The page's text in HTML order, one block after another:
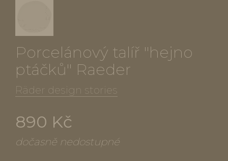
Porcelánový talíř "hejno
ptáčků" Raeder
Räder design stories
890 Kč
dočasně nedostupné